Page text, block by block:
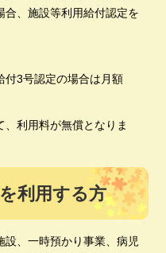
合、施設等利用給付認定を
付3号認定の場合は月額
利用料が無償となりま
利用する方
、一時預かり事業、病児